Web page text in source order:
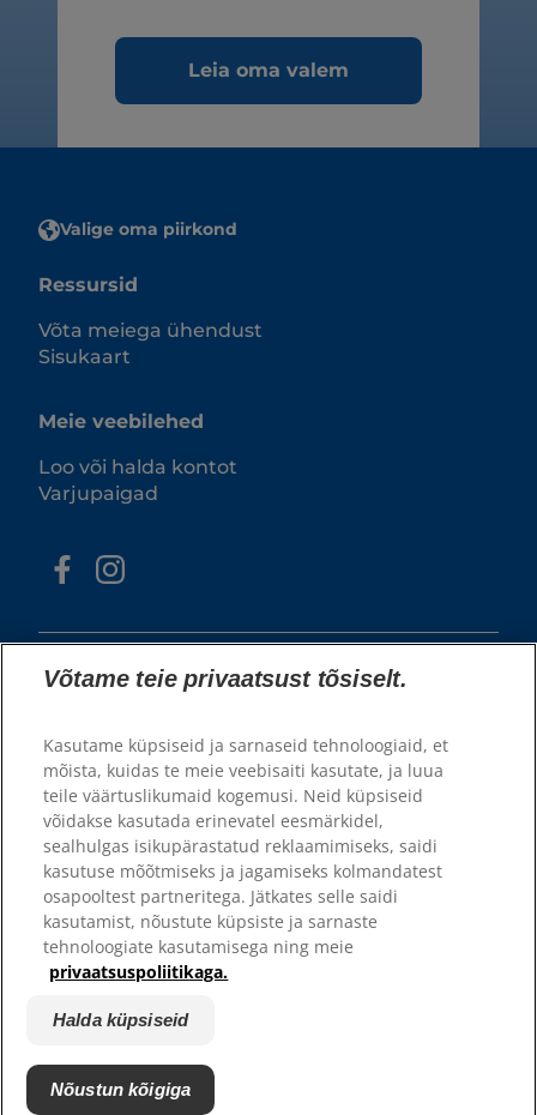
Leia oma valem
Valige oma piirkond
Ressursid
Võta meiega ühendust
Sisukaart
Meie veebilehed
Loo või halda kontot
Varjupaigad
© 2025 Hill's Pet Nutrition, Inc.
Kõik õigused kaitstud.
Siin kasutatuna tähistab see registreeritud kaubamärgi staatust
ainult USA-s; registreerimise staatus teistes piirkondades võib olla
erinev. Selle veebilehe kasutamisel kehtivad meie
kasutustingimused.
Üldtingimused
Võtame teie privaatsust tõsiselt.
Kasutame küpsiseid ja sarnaseid tehnoloogiaid, et
mõista, kuidas te meie veebisaiti kasutate, ja luua
teile väärtuslikumaid kogemusi. Neid küpsiseid
võidakse kasutada erinevatel eesmärkidel,
sealhulgas isikupärastatud reklaamimiseks, saidi
kasutuse mõõtmiseks ja jagamiseks kolmandatest
osapooltest partneritega. Jätkates selle saidi
kasutamist, nõustute küpsiste ja sarnaste
tehnoloogiate kasutamisega ning meie
privaatsuspoliitikaga.
Halda küpsiseid
Nõustun kõigiga